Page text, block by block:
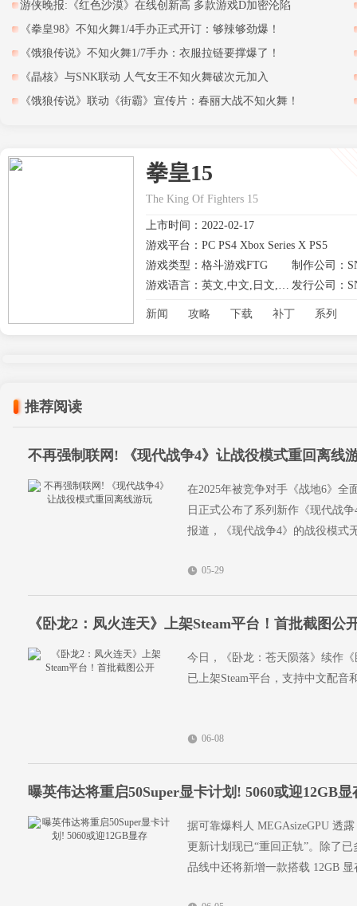
游侠晚报:《红色沙漠》在线创新高 多款游戏D加密沦陷
《拳皇98》不知火舞1/4手办正式开订：够辣够劲爆！
《饿狼传说》不知火舞1/7手办：衣服拉链要撑爆了！
《晶核》与SNK联动 人气女王不知火舞破次元加入
《饿狼传说》联动《街霸》宣传片：春丽大战不知火舞！
拳皇15
The King Of Fighters 15
上市时间：2022-02-17
游戏平台：PC PS4 Xbox Series X PS5
游戏类型：格斗游戏FTG
制作公司：
游戏语言：英文,中文,日文,其他 发行公司：
新闻 攻略 下载 补丁 系列
推荐阅读
不再强制联网! 《现代战争4》让战役模式重回离线
在2025年被竞争对手《战地6》全
日正式公布了系列新作《现代战
报道，《现代战争4》的战役模式
05-29
《卧龙2：凤火连天》上架Steam平台！首批截图公
今日，《卧龙：苍天陨落》续作
已上架Steam平台，支持中文配音
06-08
曝英伟达将重启50Super显卡计划! 5060或迎12GB显
据可靠爆料人 MEGAsizeGPU 透
更新计划现已“重回正轨”。除了
品线中还将新增一款搭载 12GB